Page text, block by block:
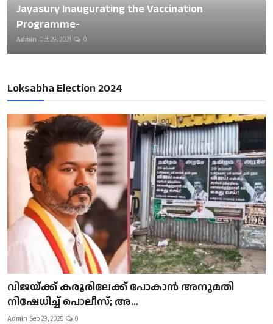
Jayasury Inaugurating the Vaccination
Programme-
Admin Oct 29, 2021 0
Loksabha Election 2024
വിജയ്ക്ക് കരൂരിലേക്ക് പോകാൻ അനുമതി
നിഷേധിച്ച് പൊലീസ്; അ...
Admin Sep 29, 2025 0